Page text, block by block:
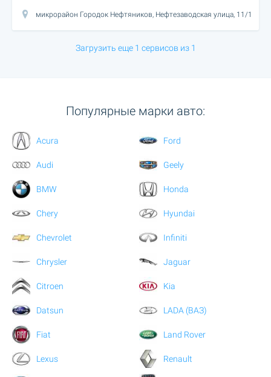
микрорайон Городок Нефтяников, Нефтезаводская улица, 11/1
Загрузить еще 1 сервисов из 1
Популярные марки авто:
Acura
Audi
BMW
Chery
Chevrolet
Chrysler
Citroen
Datsun
Fiat
Ford
Geely
Honda
Hyundai
Infiniti
Jaguar
Kia
LADA (ВАЗ)
Land Rover
Lexus Renault